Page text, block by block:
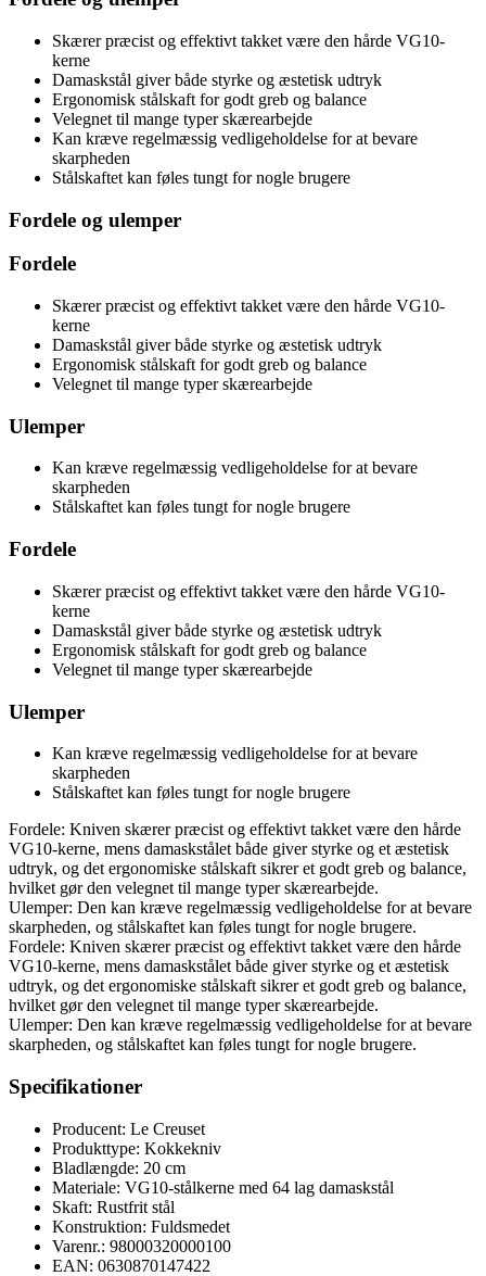
Skærer præcist og effektivt takket være den hårde VG10-
kerne
Damaskstål giver både styrke og æstetisk udtryk
Ergonomisk stålskaft for godt greb og balance
Velegnet til mange typer skærearbejde
Kan kræve regelmæssig vedligeholdelse for at bevare
skarpheden
Stålskaftet kan føles tungt for nogle brugere
Fordele og ulemper
Fordele
Skærer præcist og effektivt takket være den hårde VG10-
kerne
Damaskstål giver både styrke og æstetisk udtryk
Ergonomisk stålskaft for godt greb og balance
Velegnet til mange typer skærearbejde
Ulemper
Kan kræve regelmæssig vedligeholdelse for at bevare
skarpheden
Stålskaftet kan føles tungt for nogle brugere
Fordele
Skærer præcist og effektivt takket være den hårde VG10-
kerne
Damaskstål giver både styrke og æstetisk udtryk
Ergonomisk stålskaft for godt greb og balance
Velegnet til mange typer skærearbejde
Ulemper
Kan kræve regelmæssig vedligeholdelse for at bevare
skarpheden
Stålskaftet kan føles tungt for nogle brugere
Fordele: Kniven skærer præcist og effektivt takket være den hårde
VG10-kerne, mens damaskstålet både giver styrke og et æstetisk
udtryk, og det ergonomiske stålskaft sikrer et godt greb og balance,
hvilket gør den velegnet til mange typer skærearbejde.
Ulemper: Den kan kræve regelmæssig vedligeholdelse for at bevare
skarpheden, og stålskaftet kan føles tungt for nogle brugere.
Fordele: Kniven skærer præcist og effektivt takket være den hårde
VG10-kerne, mens damaskstålet både giver styrke og et æstetisk
udtryk, og det ergonomiske stålskaft sikrer et godt greb og balance,
hvilket gør den velegnet til mange typer skærearbejde.
Ulemper: Den kan kræve regelmæssig vedligeholdelse for at bevare
skarpheden, og stålskaftet kan føles tungt for nogle brugere.
Specifikationer
Producent: Le Creuset
Produkttype: Kokkekniv
Bladlængde: 20 cm
Materiale: VG10-stålkerne med 64 lag damaskstål
Skaft: Rustfrit stål
Konstruktion: Fuldsmedet
Varenr.: 98000320000100
EAN: 0630870147422